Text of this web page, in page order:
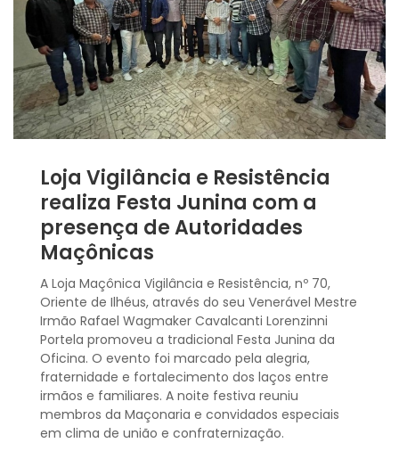
Loja Vigilância e Resistência
realiza Festa Junina com a
presença de Autoridades
Maçônicas
A Loja Maçônica Vigilância e Resistência, nº 70,
Oriente de Ilhéus, através do seu Venerável Mestre
Irmão Rafael Wagmaker Cavalcanti Lorenzinni
Portela promoveu a tradicional Festa Junina da
Oficina. O evento foi marcado pela alegria,
fraternidade e fortalecimento dos laços entre
irmãos e familiares. A noite festiva reuniu
membros da Maçonaria e convidados especiais
em clima de união e confraternização.